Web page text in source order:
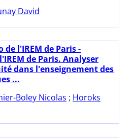
David
de l'IREM de Paris -
de Paris. Analyser
dans l'enseignement des
...
Boley Nicolas ; Horoks